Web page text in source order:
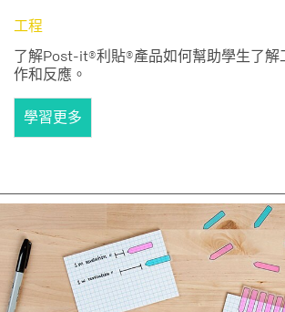
工程
了解Post-it®利貼®產品如何幫助學生了解
作和反應。
學習更多